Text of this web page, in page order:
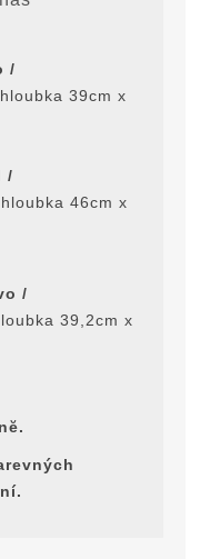
/
39cm x
/
46cm x
/
39,2cm x